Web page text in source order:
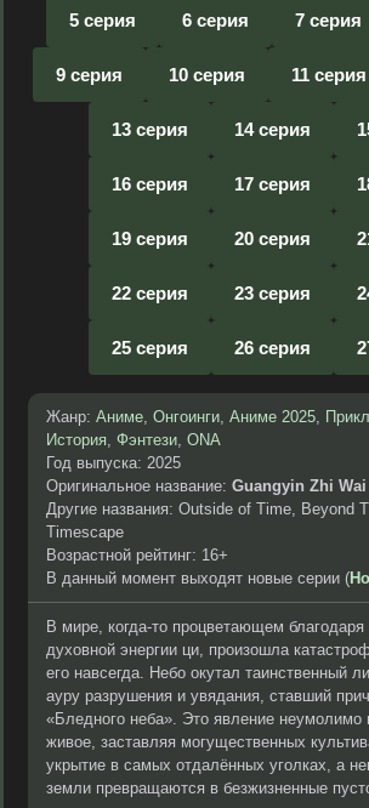
5 серия 6 серия 7 серия
9 серия 10 серия 11 серия
13 серия 14 серия
16 серия 17 серия
19 серия 20 серия
22 серия 23 серия
25 серия 26 серия
Жанр: Аниме, Онгоинги, Аниме 2025,
История, Фэнтези, ONA
Год выпуска: 2025
Оригинальное название: Guangyin Zhi Wai
Другие названия: Outside of Time, Beyond
Timescape
Возрастной рейтинг: 16+
В данный момент выходят новые серии (
В мире, когда-то процветающем благодаря
духовной энергии ци, произошла
его навсегда. Небо окутал таинственный
ауру разрушения и увядания, ставший
«Бледного неба». Это явление неумолимо
живое, заставляя могущественных
укрытие в самых отдалённых уголках, а
земли превращаются в безжизненные